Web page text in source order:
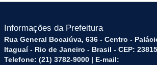
Informações da Prefeitura
Rua General Bocaiúva, 636 - Centro -
Itaguaí - Rio de Janeiro - Brasil - CEP:
Telefone: (21) 3782-9000 | E-mail: